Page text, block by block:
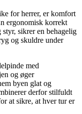
for herrer, er komfort
ergonomisk korrekt
sikrer en behagelig
og skuldre under
med
og øger
byen glat og
derfor stilfuldt
at sikre, at hver tur er